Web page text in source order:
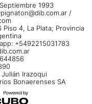
1993
/
4, La Plata; Provincia
+5492215031783
Irazoqui
Bonaerenses SA